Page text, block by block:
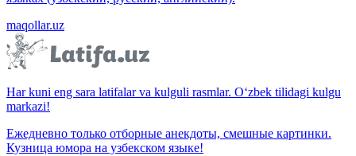
maqollar.uz
Har kuni eng sara latifalar va kulguli rasmlar. O‘zbek tilidagi kulgu
markazi!
Ежедневно только отборные анекдоты, смешные картинки.
Кузница юмора на узбекском языке!